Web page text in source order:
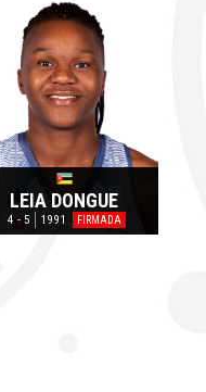
LEIA DONGUE
4 - 5 1991 FIRMADA